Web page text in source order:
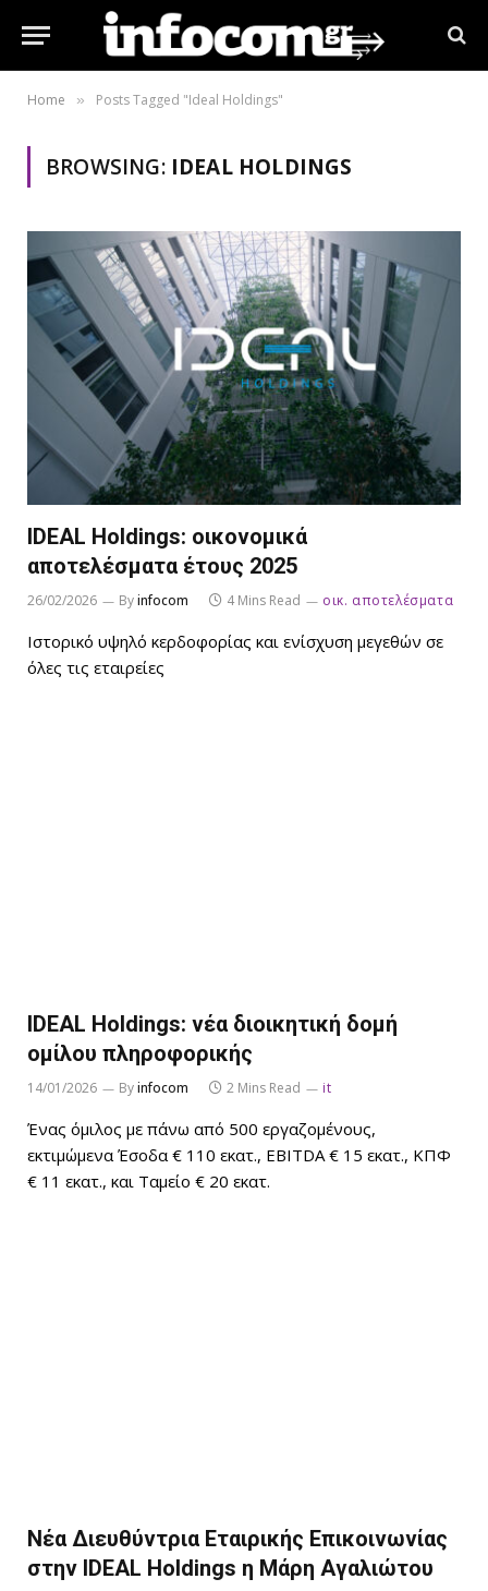
Home » Posts Tagged "Ideal Holdings"
BROWSING: IDEAL HOLDINGS
IDEAL Holdings: οικονομικά
αποτελέσματα έτους 2025
26/02/2026 Byinfocom 4 Mins Read οικ. αποτελέσματα
Ιστορικό υψηλό κερδοφορίας και ενίσχυση μεγεθών σε
όλες τις εταιρείες
IDEAL Holdings: νέα διοικητική δομή
ομίλου πληροφορικής
14/01/2026 Byinfocom 2 Mins Read it
Ένας όμιλος με πάνω από 500 εργαζομένους,
εκτιμώμενα Έσοδα € 110 εκατ., EBITDA € 15 εκατ., ΚΠΦ
€ 11 εκατ., και Ταμείο € 20 εκατ.
Νέα Διευθύντρια Εταιρικής Επικοινωνίας
στην IDEAL Holdings η Μάρη Αγαλιώτου